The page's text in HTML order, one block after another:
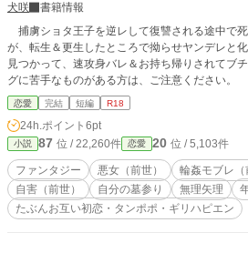
犬咲
書籍情報
捕虜ショタ王子を逆レして復讐される途中で
が、転生＆更生したところで拗らせヤンデレと
見つかって、速攻身バレ＆お持ち帰りされてブチ
グに苦手なものがある方は、ご注意ください。
恋愛 完結 短編 R18
24h.ポイント 6pt
小説 87 位 / 22,260件 恋愛 20 位 / 5,103件
ファンタジー 悪女（前世）
輪姦モブレ（
自害（前世）
自分の墓参り 無理矢理
たぶんお互い初恋・タンポポ・ギリハピエン